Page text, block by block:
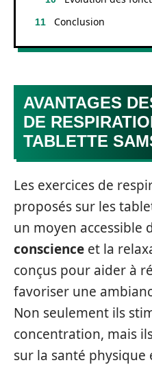
Conclusion
AVANTAGES
DE
TABLETTE
Les exercices de
proposés sur les
un moyen accessible
conscience et la
conçus pour aider à
favoriser une
Non seulement ils
concentration, mais
sur la santé